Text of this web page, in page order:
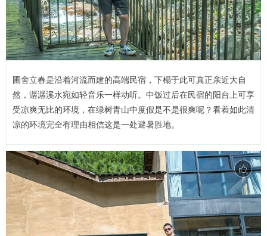
圃舍立春是沿着河流而建的高端民宿，下榻于此可真正亲近大自
然，潺潺溪水宛如轻音乐一样动听。中饭过后在民宿的阳台上可享
受凉爽无比的环境，在绿树青山中度假是不是很爽呢？看着如此清
凉的环境完全有理由相信这是一处避暑胜地。